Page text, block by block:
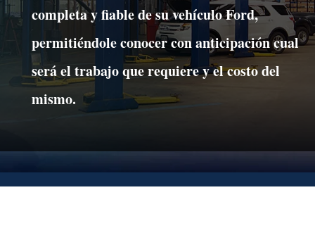
completa y fiable de su vehículo Ford,
permitiéndole conocer con anticipación cual
será el trabajo que requiere y el costo del
mismo.